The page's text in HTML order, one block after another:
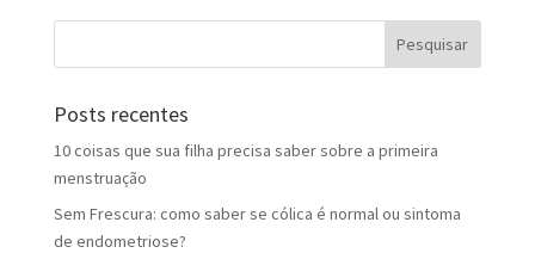
Posts recentes
10 coisas que sua filha precisa saber sobre a primeira
menstruação
Sem Frescura: como saber se cólica é normal ou sintoma
de endometriose?